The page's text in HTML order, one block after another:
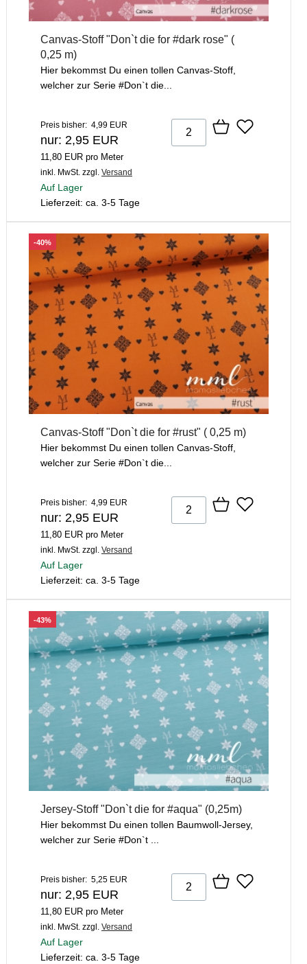
Canvas-Stoff "Don`t die for #dark rose" (
0,25 m)
Hier bekommst Du einen tollen Canvas-Stoff,
welcher zur Serie #Don`t die...
Preis bisher: 4,99 EUR
nur: 2,95 EUR
11,80 EUR pro Meter
inkl. MwSt. zzgl. Versand
Auf Lager
Lieferzeit: ca. 3-5 Tage
-40%
Canvas-Stoff "Don`t die for #rust" ( 0,25 m)
Hier bekommst Du einen tollen Canvas-Stoff,
welcher zur Serie #Don`t die...
Preis bisher: 4,99 EUR
nur: 2,95 EUR
11,80 EUR pro Meter
inkl. MwSt. zzgl. Versand
Auf Lager
Lieferzeit: ca. 3-5 Tage
-43%
Jersey-Stoff "Don`t die for #aqua" (0,25m)
Hier bekommst Du einen tollen Baumwoll-Jersey,
welcher zur Serie #Don`t ...
Preis bisher: 5,25 EUR
nur: 2,95 EUR
11,80 EUR pro Meter
inkl. MwSt. zzgl. Versand
Auf Lager
Lieferzeit: ca. 3-5 Tage